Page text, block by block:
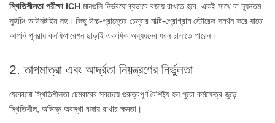
স্থিতিশীলতা পরীক্ষা ICH মানগুলি নির্ভরযোগ্যভাবে বজায় রাখতে হবে, একই সাথে বা ন্যূনতম
সুইচিং ডাউনটাইম সহ। কিছু উচ্চ-প্রান্তের চেম্বার মাল্টি-প্রোগ্রাম স্টোরেজ সমর্থন করে যাতে
আপনি পুনরায় কনফিগারেশন ছাড়াই একাধিক অধ্যয়নের ধরন চালাতে পারেন।
2. তাপমাত্রা এবং আর্দ্রতা নিয়ন্ত্রণের নির্ভুলতা
যেকোনো স্থিতিশীলতা চেম্বারের সবচেয়ে গুরুত্বপূর্ণ বৈশিষ্ট্য হল পুরো কর্মক্ষেত্র জুড়ে
স্থিতিশীল, অভিন্ন অবস্থা বজায় রাখার ক্ষমতা।